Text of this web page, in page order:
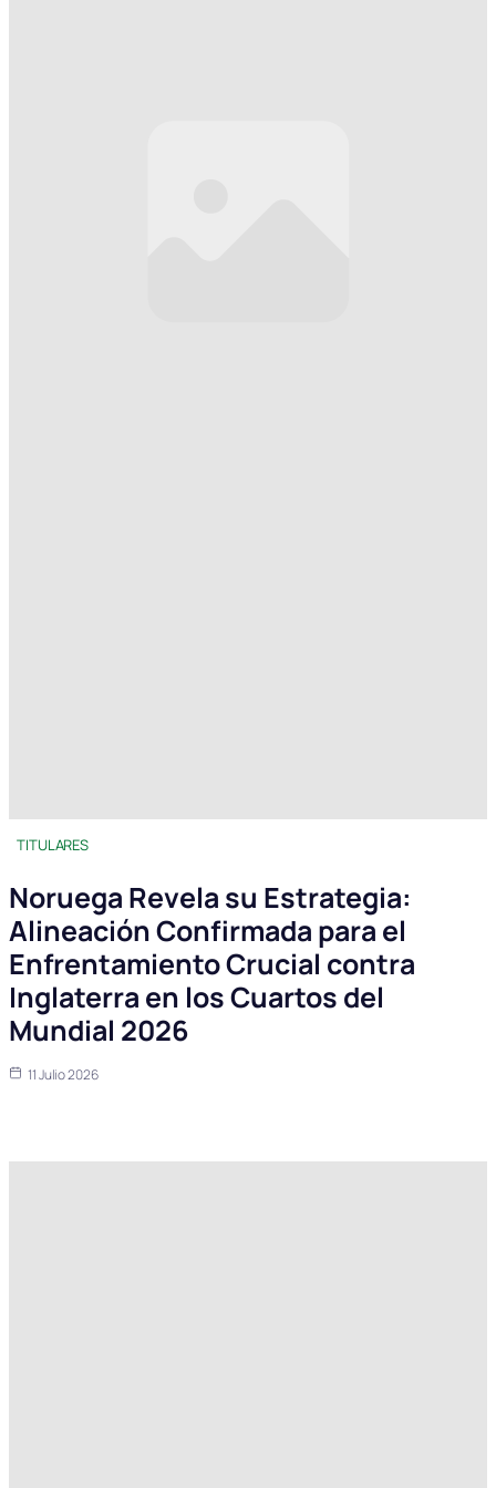
TITULARES
Noruega Revela su Estrategia:
Alineación Confirmada para el
Enfrentamiento Crucial contra
Inglaterra en los Cuartos del
Mundial 2026
11 Julio 2026